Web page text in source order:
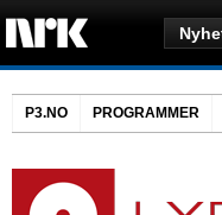
P3.NO PROGRAMMER